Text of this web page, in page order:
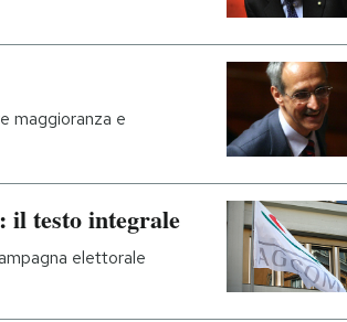
maggioranza e
il testo integrale
elettorale